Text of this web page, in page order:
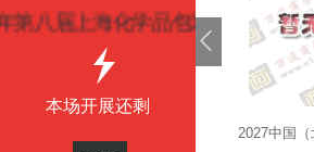
八届上海化学品包装及储运展览会
本场开展还剩